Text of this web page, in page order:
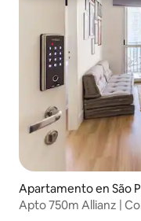
Apartamento en São
Apto 750m Allianz |